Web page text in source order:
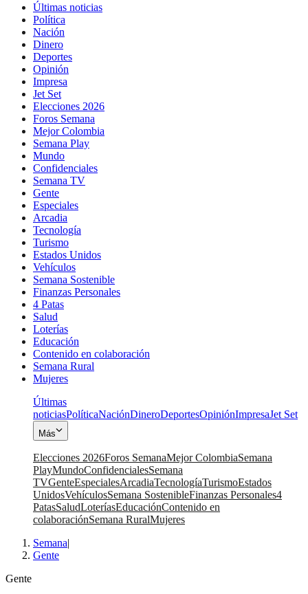
Últimas noticias
Política
Nación
Dinero
Deportes
Opinión
Impresa
Jet Set
Elecciones 2026
Foros Semana
Mejor Colombia
Semana Play
Mundo
Confidenciales
Semana TV
Gente
Especiales
Arcadia
Tecnología
Turismo
Estados Unidos
Vehículos
Semana Sostenible
Finanzas Personales
4 Patas
Salud
Loterías
Educación
Contenido en colaboración
Semana Rural
Mujeres
Últimas
noticiasPolíticaNaciónDineroDeportesOpiniónImpresaJet Set
Más
Elecciones 2026Foros SemanaMejor ColombiaSemana
PlayMundoConfidencialesSemana
TVGenteEspecialesArcadiaTecnologíaTurismoEstados
UnidosVehículosSemana SostenibleFinanzas Personales4
PatasSaludLoteríasEducaciónContenido en
colaboraciónSemana RuralMujeres
Semana|
Gente
Gente